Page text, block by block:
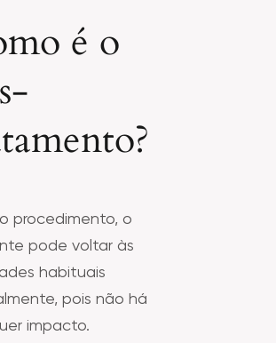
é o
procedimento, o
pode voltar às
habituais
pois não há
impacto.